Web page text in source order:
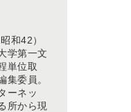
和42）
学第一文
単位取
集委員。
ーネッ
所から現